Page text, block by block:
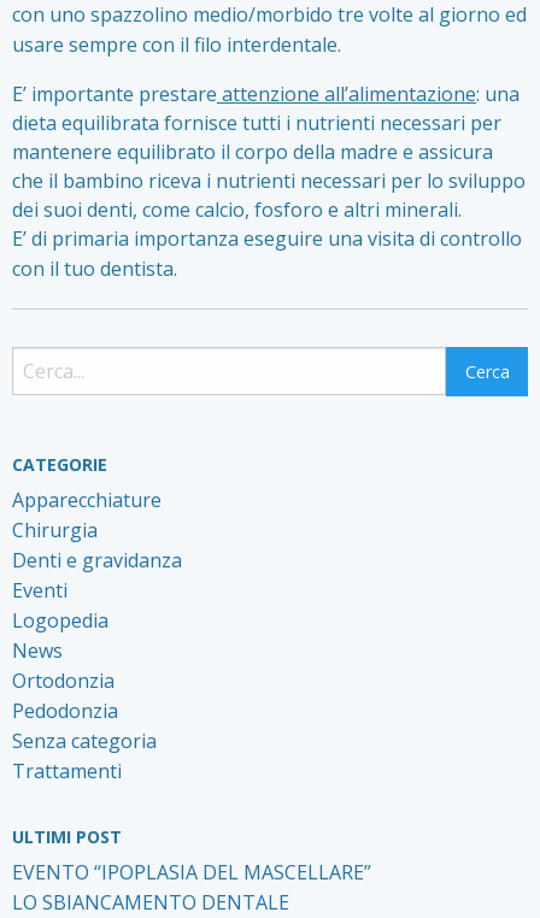
con uno spazzolino medio/morbido tre volte al giorno ed
usare sempre con il filo interdentale.
E’ importante prestare attenzione all’alimentazione: una
dieta equilibrata fornisce tutti i nutrienti necessari per
mantenere equilibrato il corpo della madre e assicura
che il bambino riceva i nutrienti necessari per lo sviluppo
dei suoi denti, come calcio, fosforo e altri minerali.
E’ di primaria importanza eseguire una visita di controllo
con il tuo dentista.
CATEGORIE
Apparecchiature
Chirurgia
Denti e gravidanza
Eventi
Logopedia
News
Ortodonzia
Pedodonzia
Senza categoria
Trattamenti
ULTIMI POST
EVENTO “IPOPLASIA DEL MASCELLARE”
LO SBIANCAMENTO DENTALE